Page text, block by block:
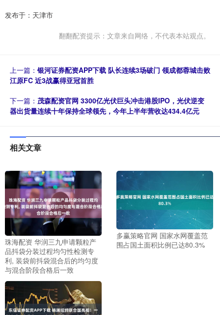
发布于：天津市
翻翻配资提示：文章来自网络，不代表本站观点。
上一篇： 银河证券配资APP下载 队长连续3场破门 领成都蓉城击败
江原FC 近3战赢得亚冠首胜
下一篇： 茂森配资官网 3300亿光伏巨头冲击港股IPO，光伏逆变
器出货量连续十年保持全球领先，今年上半年营收达434.4亿元
相关文章
珠海配资 华润三九申请颗粒产
品抖袋分装过程均匀性检测专
利, 装袋前抖袋混合后的均匀度
与混合阶段合格后一致
多赢策略官网 国家水网覆盖范
围占国土面积比例已达80.3%